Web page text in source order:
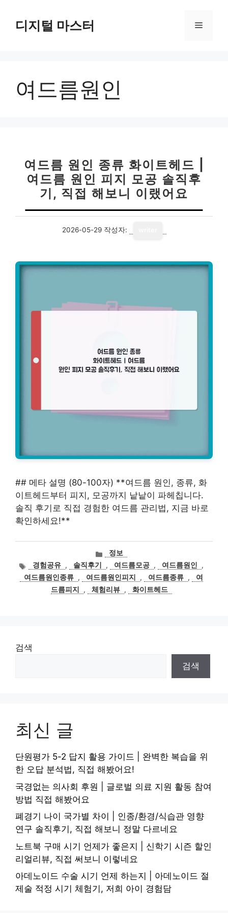
디지털 마스터 메
여드름원인
여드름 원인 종류 화이트헤드 |
여드름 원인 피지 모공 솔직후
기, 직접 해보니 이랬어요
2026-05-29 작성자:
## 메타 설명 (80-100자) **여드름 원인, 종류, 화
이트헤드부터 피지, 모공까지 낱낱이 파헤칩니다.
솔직 후기로 직접 경험한 여드름 관리법, 지금 바로
확인하세요!**
카
고
리
정보
태
그
경험공유 , 솔직후기 , 여드름모공 , 여드름원인
,
여드름원인종류 , 여드름원인피지 , 여드름종류 ,
여
드름피지
, 체험리뷰 , 화이트헤드
검색
검색
최신 글
단원평가 5-2 답지 활용 가이드 | 완벽한 복습을 위
한 오답 분석법, 직접 해봤어요!
국경없는 의사회 후원 | 글로벌 의료 지원 활동 참여
방법 직접 해봤어요
폐경기 나이 국가별 차이 | 인종/환경/식습관 영향
연구 솔직후기, 직접 해보니 정말 다르네요
노트북 구매 시기 언제가 좋은지 | 신학기 시즌 할인
리얼리뷰, 직접 써보니 이렇네요
아데노이드 수술 시기 언제 하는지 | 아데노이드 절
제술 적정 시기 체험기, 저희 아이 경험담